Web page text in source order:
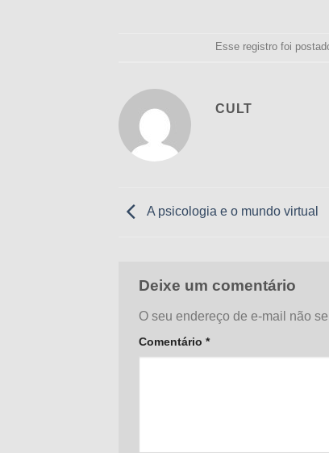
Esse registro foi
CULT
A psicologia e o mundo virtual
Deixe um comentário
O seu endereço de e-mail não
Comentário *